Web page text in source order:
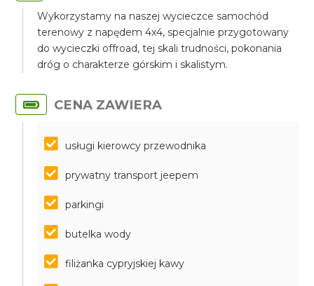
Wykorzystamy na naszej wycieczce samochód
terenowy z napędem 4x4, specjalnie przygotowany
do wycieczki offroad, tej skali trudności, pokonania
dróg o charakterze górskim i skalistym.
CENA ZAWIERA
usługi kierowcy przewodnika
prywatny transport jeepem
parkingi
butelka wody
filiżanka cypryjskiej kawy